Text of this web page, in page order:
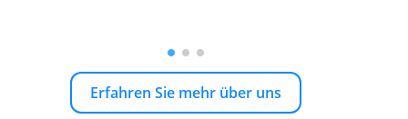
Erfahren Sie mehr über uns